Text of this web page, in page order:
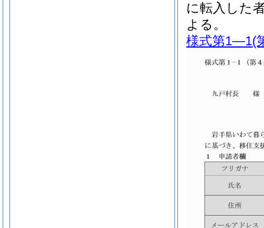
に転入した
よる。
様式第1―1(